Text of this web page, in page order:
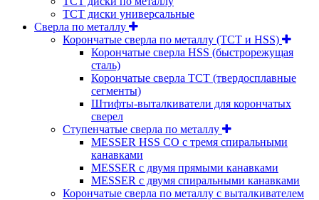
ТСТ диски универсальные
Сверла по металлу
Корончатые сверла по металлу (TCT и HSS)
Корончатые сверла HSS (быстрорежущая
сталь)
Корончатые сверла TCT (твердосплавные
сегменты)
Штифты-выталкиватели для корончатых
сверел
Ступенчатые сверла по металлу
MESSER HSS CО с тремя спиральными
канавками
MESSER с двумя прямыми канавками
MESSER с двумя спиральными канавками
Корончатые сверла по металлу c выталкивателем